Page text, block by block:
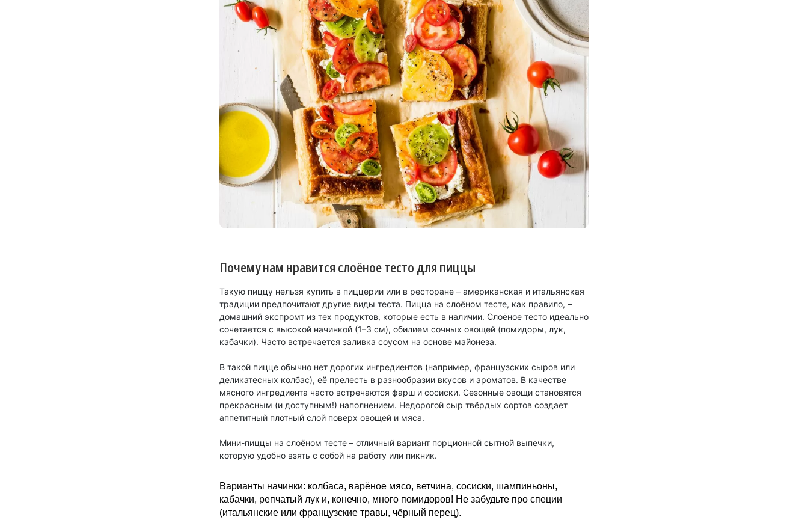
Почему нам нравится слоёное тесто для пиццы
Такую пиццу нельзя купить в пиццерии или в ресторане – американская и итальянская
традиции предпочитают другие виды теста. Пицца на слоёном тесте, как правило, –
домашний экспромт из тех продуктов, которые есть в наличии. Слоёное тесто идеально
сочетается с высокой начинкой (1–3 см), обилием сочных овощей (помидоры, лук,
кабачки). Часто встречается заливка соусом на основе майонеза.
В такой пицце обычно нет дорогих ингредиентов (например, французских сыров или
деликатесных колбас), её прелесть в разнообразии вкусов и ароматов. В качестве
мясного ингредиента часто встречаются фарш и сосиски. Сезонные овощи становятся
прекрасным (и доступным!) наполнением. Недорогой сыр твёрдых сортов создает
аппетитный плотный слой поверх овощей и мяса.
Мини-пиццы на слоёном тесте – отличный вариант порционной сытной выпечки,
которую удобно взять с собой на работу или пикник.
Варианты начинки: колбаса, варёное мясо, ветчина, сосиски, шампиньоны,
кабачки, репчатый лук и, конечно, много помидоров! Не забудьте про специи
(итальянские или французские травы, чёрный перец).